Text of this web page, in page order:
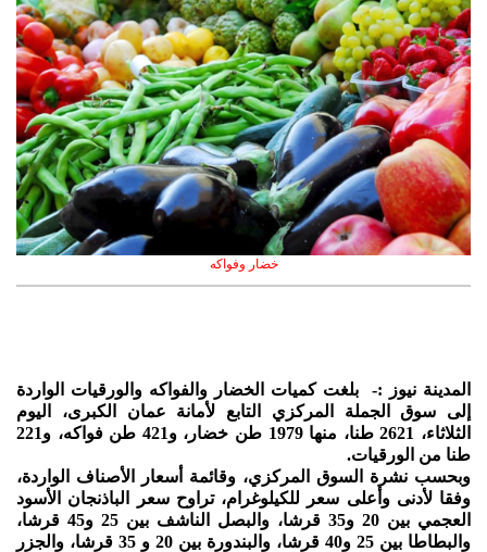
خضار وفواكه
المدينة نيوز :- بلغت كميات الخضار والفواكه والورقيات الواردة
إلى سوق الجملة المركزي التابع لأمانة عمان الكبرى، اليوم
الثلاثاء، 2621 طنا، منها 1979 طن خضار، و421 طن فواكه، و221
طنا من الورقيات.
وبحسب نشرة السوق المركزي، وقائمة أسعار الأصناف الواردة،
وفقا لأدنى وأعلى سعر للكيلوغرام، تراوح سعر الباذنجان الأسود
العجمي بين 20 و35 قرشا، والبصل الناشف بين 25 و45 قرشا،
والبطاطا بين 25 و40 قرشا، والبندورة بين 20 و 35 قرشا، والجزر